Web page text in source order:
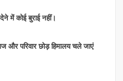
में कोई बुराई नहीं।
और परिवार छोड़ हिमालय चले जाएं